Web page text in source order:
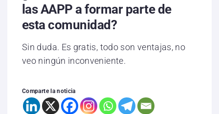
las AAPP a formar parte de
esta comunidad?
Sin duda. Es gratis, todo son ventajas, no
veo ningún inconveniente.
Comparte la noticia